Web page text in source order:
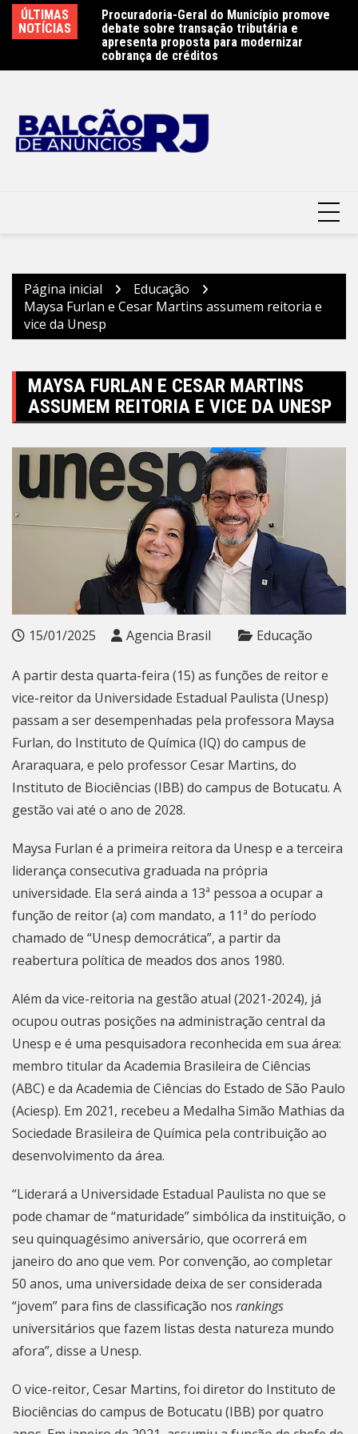
para
ÚLTIMAS
NOTÍCIAS
450 atletas na
sábado (8) –
Procuradoria-Geral do Município promove
debate sobre transação tributária e
apresenta proposta para modernizar
cobrança de créditos
Página inicial
Educação
Maysa Furlan e Cesar Martins assumem reitoria e
vice da Unesp
MAYSA FURLAN E CESAR MARTINS
ASSUMEM REITORIA E VICE DA UNESP
15/01/2025 Agencia Brasil Educação
A partir desta quarta-feira (15) as funções de reitor e
vice-reitor da Universidade Estadual Paulista (Unesp)
passam a ser desempenhadas pela professora Maysa
Furlan, do Instituto de Química (IQ) do campus de
Araraquara, e pelo professor Cesar Martins, do
Instituto de Biociências (IBB) do campus de Botucatu. A
gestão vai até o ano de 2028.
Maysa Furlan é a primeira reitora da Unesp e a terceira
liderança consecutiva graduada na própria
universidade. Ela será ainda a 13ª pessoa a ocupar a
função de reitor (a) com mandato, a 11ª do período
chamado de “Unesp democrática”, a partir da
reabertura política de meados dos anos 1980.
Além da vice-reitoria na gestão atual (2021-2024), já
ocupou outras posições na administração central da
Unesp e é uma pesquisadora reconhecida em sua área:
membro titular da Academia Brasileira de Ciências
(ABC) e da Academia de Ciências do Estado de São Paulo
(Aciesp). Em 2021, recebeu a Medalha Simão Mathias da
Sociedade Brasileira de Química pela contribuição ao
desenvolvimento da área.
“Liderará a Universidade Estadual Paulista no que se
pode chamar de “maturidade” simbólica da instituição, o
seu quinquagésimo aniversário, que ocorrerá em
janeiro do ano que vem. Por convenção, ao completar
50 anos, uma universidade deixa de ser considerada
“jovem” para fins de classificação nos rankings
universitários que fazem listas desta natureza mundo
afora”, disse a Unesp.
O vice-reitor, Cesar Martins, foi diretor do Instituto de
Biociências do campus de Botucatu (IBB) por quatro